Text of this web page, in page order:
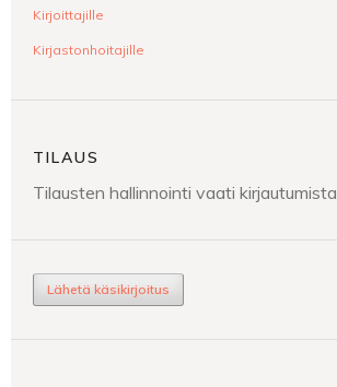
Kirjoittajille
Kirjastonhoitajille
TILAUS
Tilausten hallinnointi vaati kirjautumista.
Lähetä käsikirjoitus